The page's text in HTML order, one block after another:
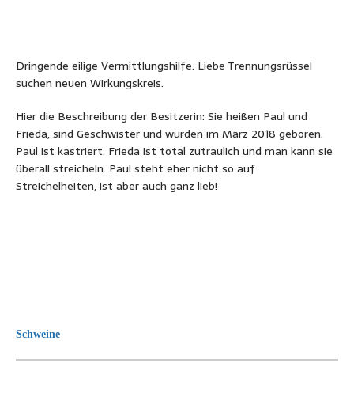
Dringende eilige Vermittlungshilfe. Liebe Trennungsrüssel
suchen neuen Wirkungskreis.
Hier die Beschreibung der Besitzerin: Sie heißen Paul und
Frieda, sind Geschwister und wurden im März 2018 geboren.
Paul ist kastriert. Frieda ist total zutraulich und man kann sie
überall streicheln. Paul steht eher nicht so auf
Streichelheiten, ist aber auch ganz lieb!
Schweine